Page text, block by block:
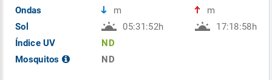
Ondas
Sol
Índice UV
Mosquitos
m
05:31:52h
ND
ND
m
17:18:58h